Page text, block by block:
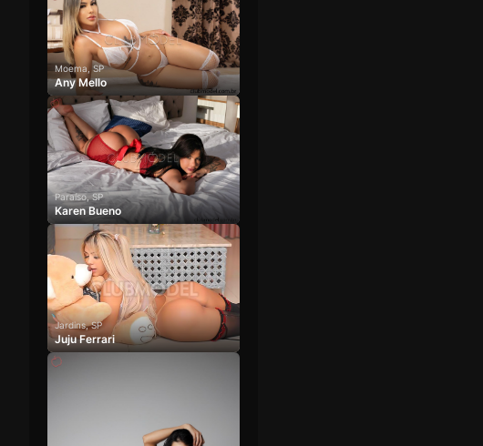
Moema, SP
Any Mello
Paraíso, SP
Karen Bueno
Jardins, SP
Juju Ferrari